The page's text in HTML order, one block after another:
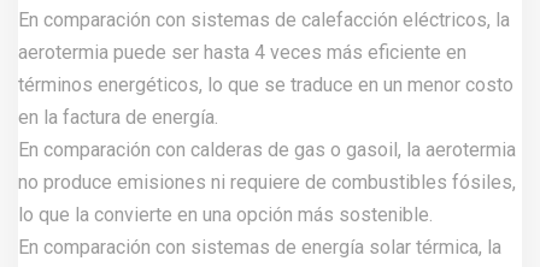
En comparación con sistemas de calefacción eléctricos, la
aerotermia puede ser hasta 4 veces más eficiente en
términos energéticos, lo que se traduce en un menor costo
en la factura de energía.
En comparación con calderas de gas o gasoil, la aerotermia
no produce emisiones ni requiere de combustibles fósiles,
lo que la convierte en una opción más sostenible.
En comparación con sistemas de energía solar térmica, la